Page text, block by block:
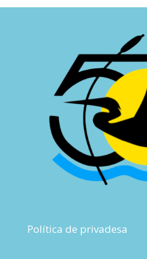
Política de privadesa